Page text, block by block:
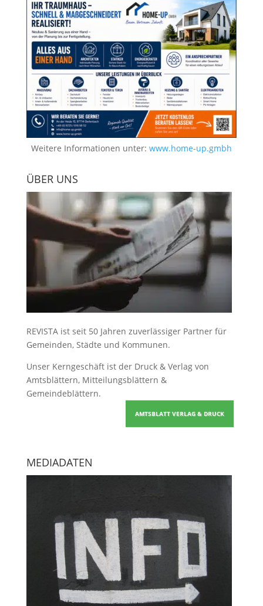
Weitere Informationen unter: www.home-up.gmbh
ÜBER UNS
REVISTA ist seit 50 Jahren zuverlässiger Partner für
Gemeinden, Städte und Kommunen.
Unser Kerngeschäft ist der Druck & Verlag von
Amtsblättern, Mitteilungsblättern &
Gemeindeblättern.
AMTSBLATT VERLAG & DRUCK
MEDIADATEN